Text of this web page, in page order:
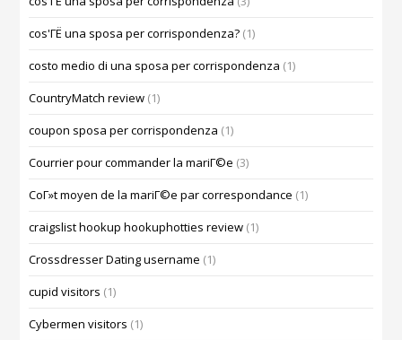
cos'ГЁ una sposa per corrispondenza? (1)
costo medio di una sposa per corrispondenza (1)
CountryMatch review (1)
coupon sposa per corrispondenza (1)
Courrier pour commander la mariГ©e (3)
CoГ»t moyen de la mariГ©e par correspondance (1)
craigslist hookup hookuphotties review (1)
Crossdresser Dating username (1)
cupid visitors (1)
Cybermen visitors (1)